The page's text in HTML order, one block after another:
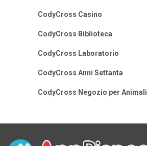
CodyCross Casino
CodyCross Biblioteca
CodyCross Laboratorio
CodyCross Anni Settanta
CodyCross Negozio per Animali